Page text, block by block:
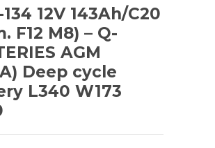
134 12V 143Ah/C20
F12 M8) – Q-
AGM
Deep cycle
L340 W173